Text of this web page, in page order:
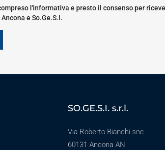
l'informativa e presto il consenso per
e So.Ge.S.I.
SO.GE.S.I. s.r.l.
Via Roberto Bianchi snc
60131 Ancona AN